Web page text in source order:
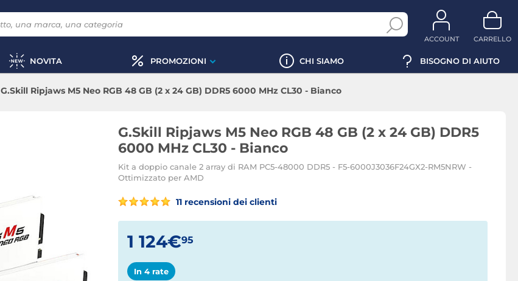
ACCOUNT CARRELLO
NOVITA PROMOZIONI CHI SIAMO BISOGNO DI AIUTO
G.Skill Ripjaws M5 Neo RGB 48 GB (2 x 24 GB) DDR5 6000 MHz CL30 - Bianco
G.Skill Ripjaws M5 Neo RGB 48 GB (2 x 24 GB) DDR5
6000 MHz CL30 - Bianco
Kit a doppio canale 2 array di RAM PC5-48000 DDR5 - F5-6000J3036F24GX2-RM5NRW -
Ottimizzato per AMD
11 recensioni dei clienti
1 124€95
In 4 rate